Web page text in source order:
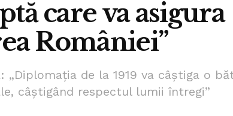
care va asigura
României”
„Diplomația de la 1919 va câștiga o
câștigând respectul lumii întregi”